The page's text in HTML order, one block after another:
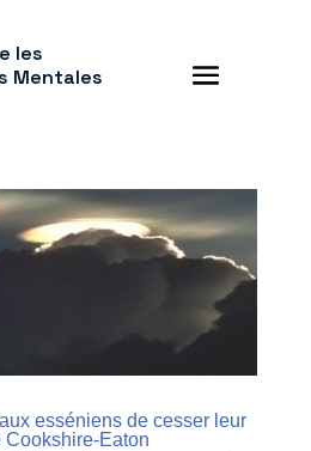
les
Mentales
esséniens de cesser leur
Eaton